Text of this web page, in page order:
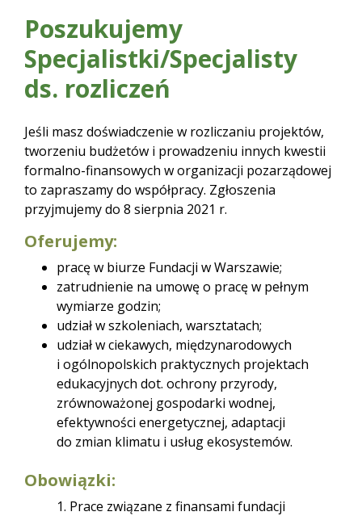
Poszukujemy
Specjalistki/Specjalisty
ds. rozliczeń
Jeśli masz doświadczenie w rozliczaniu projektów,
tworzeniu budżetów i prowadzeniu innych kwestii
formalno-finansowych w organizacji pozarządowej
to zapraszamy do współpracy. Zgłoszenia
przyjmujemy do 8 sierpnia 2021 r.
Oferujemy:
pracę w biurze Fundacji w Warszawie;
zatrudnienie na umowę o pracę w pełnym
wymiarze godzin;
udział w szkoleniach, warsztatach;
udział w ciekawych, międzynarodowych
i ogólnopolskich praktycznych projektach
edukacyjnych dot. ochrony przyrody,
zrównoważonej gospodarki wodnej,
efektywności energetycznej, adaptacji
do zmian klimatu i usług ekosystemów.
Obowiązki:
Prace związane z finansami fundacji